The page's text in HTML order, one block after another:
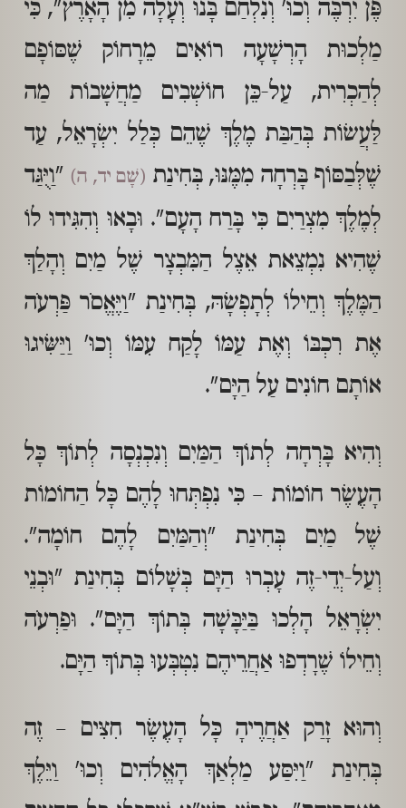
פֶּן יִרְבֶּה וְכוּ' וְנִלְחַם בָּנוּ וְעָלָה מִן הָאָרֶץ", כִּי
מַלְכוּת הָרְשָׁעָה רוֹאִים מֵרָחוֹק שֶׁסּוֹפָם
לְהַכְרִית, עַל-כֵּן חוֹשְׁבִים מַחֲשָׁבוֹת מַה
לַּעֲשׂוֹת בְּהַבַּת מֶלֶךְ שֶׁהֵם כְּלַל יִשְׂרָאֵל, עַד
שֶׁלְּבַסּוֹף בָּרְחָה מִמֶּנּוּ, בְּחִינַת (שָׁם יד, ה) "וַיֻּגַּד
לְמֶלֶךְ מִצְרַיִם כִּי בָּרַח הָעָם". וּבָאוּ וְהִגִּידוּ לוֹ
שֶׁהִיא נִמְצֵאת אֵצֶל הַמִּבְצָר שֶׁל מַיִם וְהָלַךְ
הַמֶּלֶךְ וְחֵילוֹ לְתָפְשָׂהּ, בְּחִינַת "וַיֶּאֱסֹר פַּרְעֹה
אֶת רִכְבּוֹ וְאֶת עַמּוֹ לָקַח עִמּוֹ וְכוּ' וַיַּשִּׂיגוּ
אוֹתָם חוֹנִים עַל הַיָּם".
וְהִיא בָּרְחָה לְתוֹךְ הַמַּיִם וְנִכְנְסָה לְתוֹךְ כָּל
הָעֶשֶׂר חוֹמוֹת – כִּי נִפְתְּחוּ לָהֶם כָּל הַחוֹמוֹת
שֶׁל מַיִם בְּחִינַת "וְהַמַּיִם לָהֶם חוֹמָה".
וְעַל-יְדֵי-זֶה עָבְרוּ הַיָּם בְּשָׁלוֹם בְּחִינַת "וּבְנֵי
יִשְׂרָאֵל הָלְכוּ בַּיַּבָּשָׁה בְּתוֹךְ הַיָּם". וּפַרְעֹה
וְחֵילוֹ שֶׁרָדְפוּ אַחֲרֵיהֶם נִטְבְּעוּ בְּתוֹךְ הַיָּם.
וְהוּא זָרַק אַחֲרֶיהָ כָּל הָעֶשֶׂר חִצִּים – זֶה
בְּחִינַת "וַיִּסַּע מַלְאַךְ הָאֱלֹהִים וְכוּ' וַיֵּלֶךְ